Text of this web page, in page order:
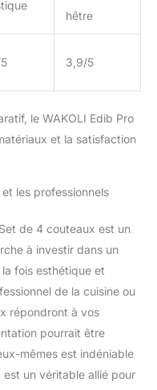
du manche et
droitiers. Son
et
apportant
et style à votre
CADEAU IDÉAL :
passionnés de
choix pour
Présenté
élégante boîte
il convient aussi
hommes, aux
qu'aux
de couteaux.
soit pour des
amateurs,
hêtre
3,9/5
le WAKOLI Edib Pro
et la satisfaction
les professionnels
de 4 couteaux est un
à investir dans un
fois esthétique et
de la cuisine ou
répondront à vos
pourrait être
mêmes est indéniable
est un véritable allié pour